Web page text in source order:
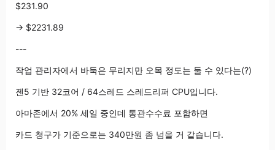
$231.90
→ $2231.89
---
작업 관리자에서 바둑은 무리지만 오목 정도는 둘 수 있다는(?)
젠5 기반 32코어 / 64스레드 스레드리퍼 CPU입니다.
아마존에서 20% 세일 중인데 통관수수료 포함하면
카드 청구가 기준으로는 340만원 좀 넘을 거 같습니다.